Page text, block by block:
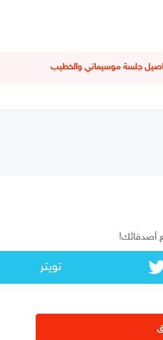
جلسة موسيماني والخطيب
أصدقائك!
تويتر